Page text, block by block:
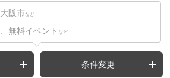
阪市 など
無料イベント など
条件変更